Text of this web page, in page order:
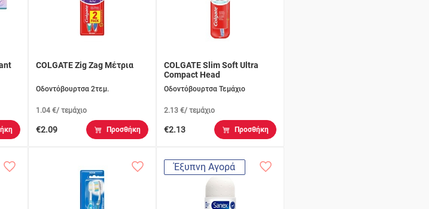
COLGATE Zig Zag Μέτρια
Οδοντόβουρτσα 2τεμ.
1.04 €/ τεμάχιο
€2.09 Προσθήκη
COLGATE Slim Soft Ultra
Compact Head
Οδοντόβουρτσα Τεμάχιο
2.13 €/ τεμάχιο
€2.13 Προσθήκη
Έξυπνη Αγορά